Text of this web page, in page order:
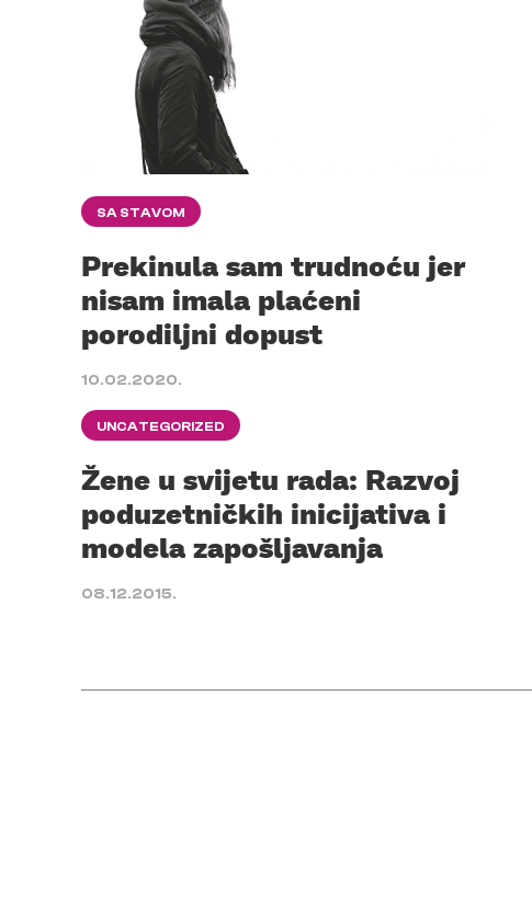
SA STAVOM
Prekinula sam trudnoću jer
nisam imala plaćeni
porodiljni dopust
10.02.2020.
UNCATEGORIZED
Žene u svijetu rada: Razvoj
poduzetničkih inicijativa i
modela zapošljavanja
08.12.2015.